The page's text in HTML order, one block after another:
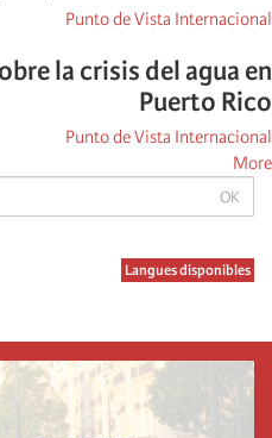
OK
Langues disponibles
Punto de Vista Internacional
la crisis del agua en
Puerto Rico
Punto de Vista Internacional
More
about
Punto
Vista